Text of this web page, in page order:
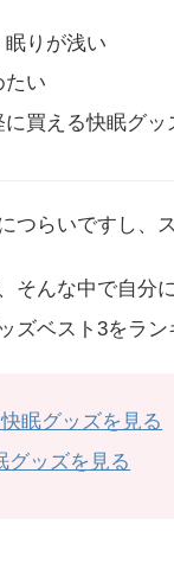
りが浅い
たい
に買える快眠グ
つらいですし、
そんな中で自分
ズベスト3をラン
眠グッズを見る
ッズを見る